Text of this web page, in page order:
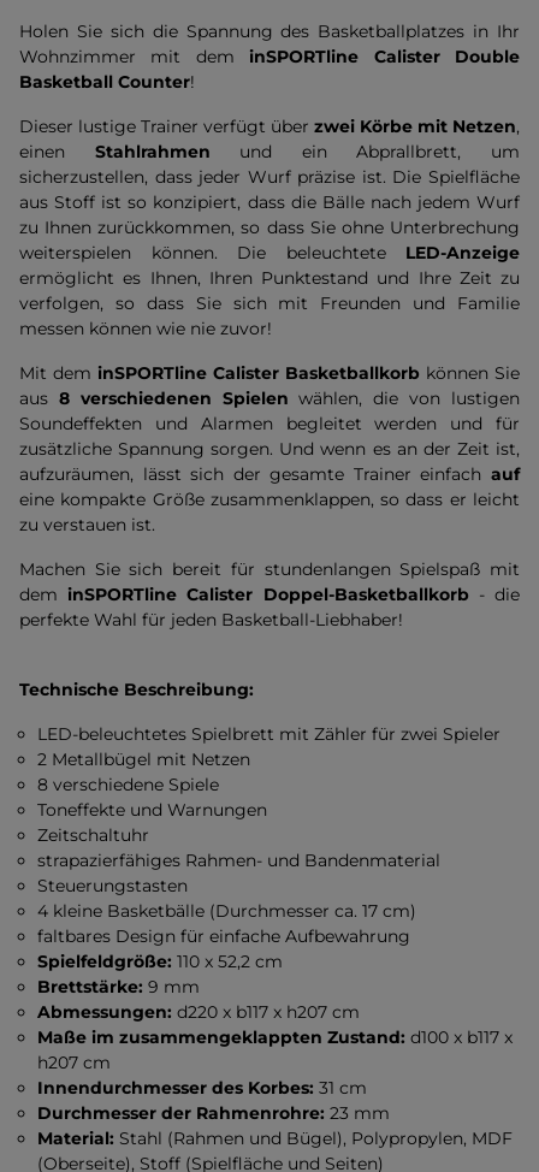
Holen Sie sich die Spannung des Basketballplatzes in Ihr
Wohnzimmer mit dem inSPORTline Calister Double
Basketball Counter!
Dieser lustige Trainer verfügt über zwei Körbe mit Netzen,
einen Stahlrahmen und ein Abprallbrett, um
sicherzustellen, dass jeder Wurf präzise ist. Die Spielfläche
aus Stoff ist so konzipiert, dass die Bälle nach jedem Wurf
zu Ihnen zurückkommen, so dass Sie ohne Unterbrechung
weiterspielen können. Die beleuchtete LED-Anzeige
ermöglicht es Ihnen, Ihren Punktestand und Ihre Zeit zu
verfolgen, so dass Sie sich mit Freunden und Familie
messen können wie nie zuvor!
Mit dem inSPORTline Calister Basketballkorb können Sie
aus 8 verschiedenen Spielen wählen, die von lustigen
Soundeffekten und Alarmen begleitet werden und für
zusätzliche Spannung sorgen. Und wenn es an der Zeit ist,
aufzuräumen, lässt sich der gesamte Trainer einfach auf
eine kompakte Größe zusammenklappen, so dass er leicht
zu verstauen ist.
Machen Sie sich bereit für stundenlangen Spielspaß mit
dem inSPORTline Calister Doppel-Basketballkorb - die
perfekte Wahl für jeden Basketball-Liebhaber!
Technische Beschreibung:
LED-beleuchtetes Spielbrett mit Zähler für zwei Spieler
2 Metallbügel mit Netzen
8 verschiedene Spiele
Toneffekte und Warnungen
Zeitschaltuhr
strapazierfähiges Rahmen- und Bandenmaterial
Steuerungstasten
4 kleine Basketbälle (Durchmesser ca. 17 cm)
faltbares Design für einfache Aufbewahrung
Spielfeldgröße:110 x 52,2 cm
Brettstärke: 9 mm
Abmessungen:d220 x b117 x h207 cm
Maße im zusammengeklappten Zustand: d100 x b117 x
h207 cm
Innendurchmesser des Korbes: 31 cm
Durchmesser der Rahmenrohre: 23 mm
Material: Stahl (Rahmen und Bügel), Polypropylen, MDF
(Oberseite), Stoff (Spielfläche und Seiten)